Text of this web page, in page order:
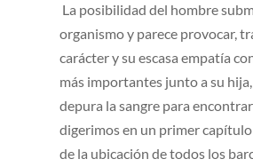
La posibilidad del hombre
organismo y parece provocar,
carácter y su escasa empatía
más importantes junto a su
depura la sangre para
digerimos en un primer
de la ubicación de todos los